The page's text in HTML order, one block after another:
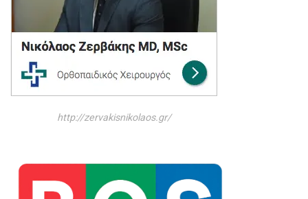
http://zervakisnikolaos.gr/